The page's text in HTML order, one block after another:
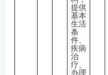
提供
基本
生活
条
件、
疾病
治
疗、
办理